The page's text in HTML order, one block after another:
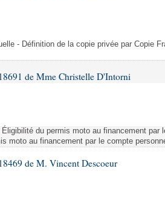
- Définition de la copie privée par Copie
de Mme Christelle D'Intorni
du permis moto au financement par
moto au financement par le compte
de M. Vincent Descoeur